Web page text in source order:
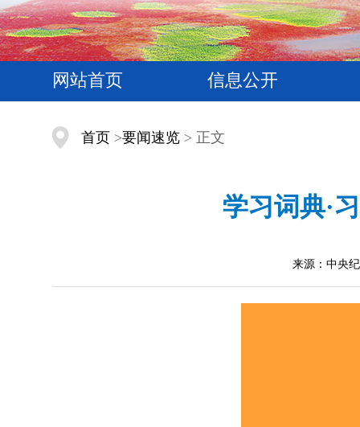
网站首页 信息公开
首页 >要闻速览 > 正文
学习词典·
来源：中央